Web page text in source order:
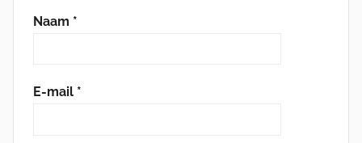
Naam *
E-mail *